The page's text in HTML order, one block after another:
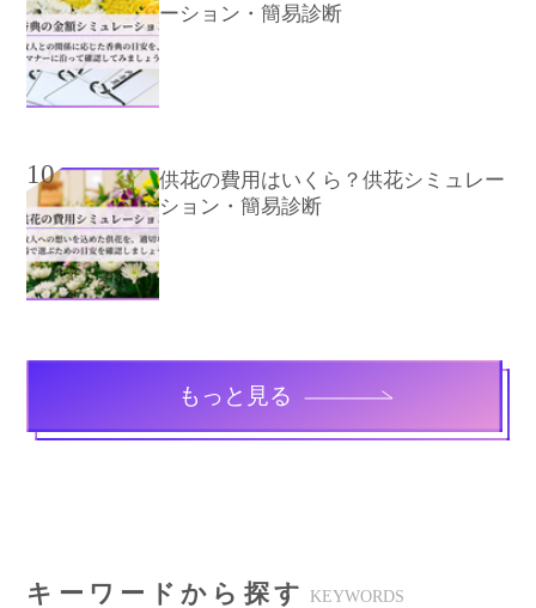
ーション・簡易診断
10
供花の費用はいくら？供花シミュレー
ション・簡易診断
もっと見る
キーワードから探す KEYWORDS